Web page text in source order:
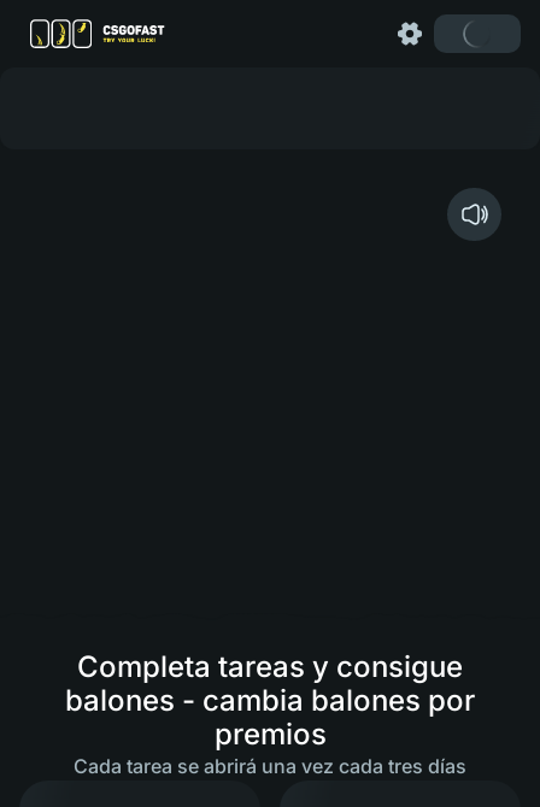
Completa tareas y consigue
balones - cambia balones por
premios
Cada tarea se abrirá una vez cada tres días